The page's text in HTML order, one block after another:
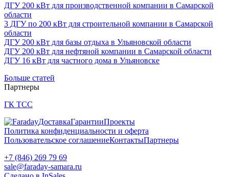
ДГУ 200 кВт для производственной компании в Самарской
области
3 ДГУ по 200 кВт для строительной компании в Самарской
области
ДГУ 200 кВт для базы отдыха в Ульяновской области
ДГУ 200 кВт для нефтяной компании в Самарской области
ДГУ 16 кВт для частного дома в Ульяновске
Больше статей
Партнеры
ГК ТСС
ДоставкаГарантииПроекты
Политика конфиденциальности и оферта
Пользовательское соглашениеКонтактыПартнеры
+7 (846) 269 79 69
sale@faraday-samara.ru